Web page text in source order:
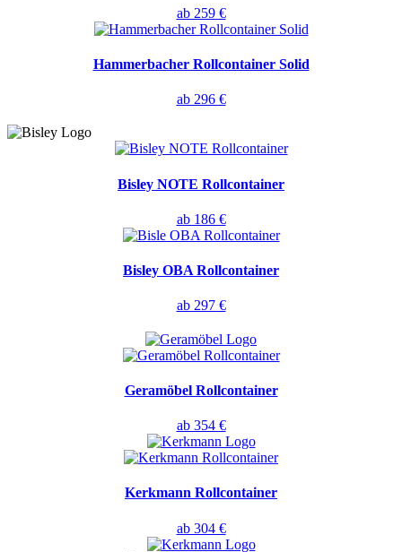
ab 259 €
Hammerbacher Rollcontainer Solid
ab 296 €
Bisley NOTE Rollcontainer
ab 186 €
Bisley OBA Rollcontainer
ab 297 €
Geramöbel Rollcontainer
ab 354 €
Kerkmann Rollcontainer
ab 304 €